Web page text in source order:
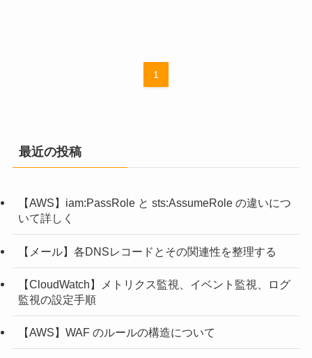
1
最近の投稿
【AWS】iam:PassRole と sts:AssumeRole の違いにつ
いて詳しく
【メール】各DNSレコードとその関連性を整理する
【CloudWatch】メトリクス監視、イベント監視、ログ
監視の設定手順
【AWS】WAF のルールの構造について